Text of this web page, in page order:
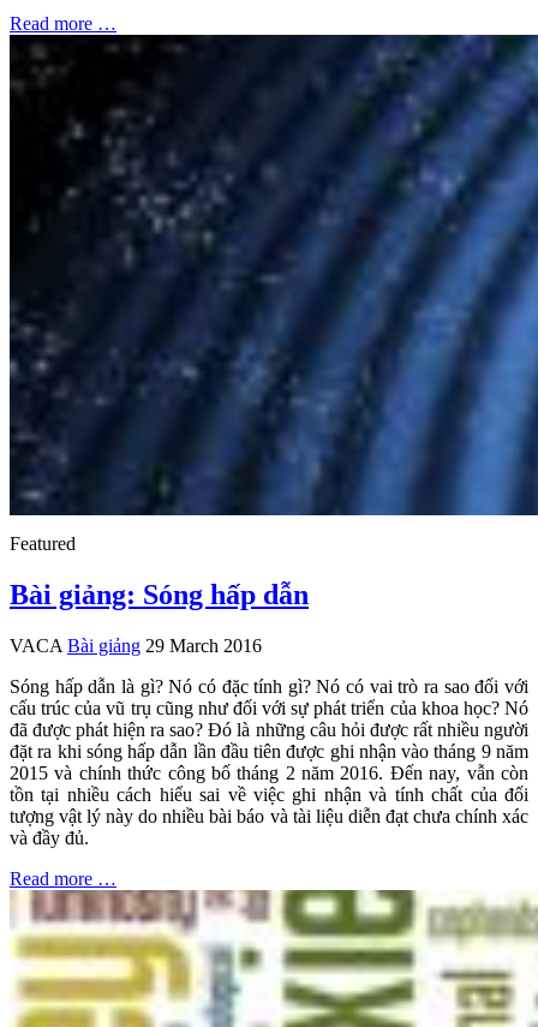
Read more …
Featured
Bài giảng: Sóng hấp dẫn
VACA Bài giảng 29 March 2016
Sóng hấp dẫn là gì? Nó có đặc tính gì? Nó có vai trò ra sao đối với
cấu trúc của vũ trụ cũng như đối với sự phát triển của khoa học? Nó
đã được phát hiện ra sao? Đó là những câu hỏi được rất nhiều người
đặt ra khi sóng hấp dẫn lần đầu tiên được ghi nhận vào tháng 9 năm
2015 và chính thức công bố tháng 2 năm 2016. Đến nay, vẫn còn
tồn tại nhiều cách hiểu sai về việc ghi nhận và tính chất của đối
tượng vật lý này do nhiều bài báo và tài liệu diễn đạt chưa chính xác
và đầy đủ.
Read more …